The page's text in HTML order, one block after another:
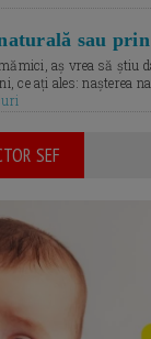
sau
aș vrea să știu
ce ați ales: nașterea
SEF